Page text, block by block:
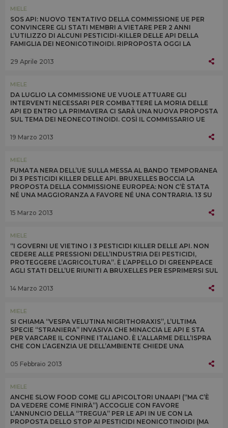
MIELE
SOS API: NUOVO TENTATIVO DELLA COMMISSIONE UE PER
CONVINCERE GLI STATI MEMBRI A VIETARE PER 2 ANNI
L’UTILIZZO DI ALCUNI PESTICIDI-KILLER DELLE API DELLA
FAMIGLIA DEI NEONICOTINOIDI. RIPROPOSTA OGGI LA
29 Aprile 2013
MIELE
DA LUGLIO LA COMMISSIONE UE VUOLE ATTUARE GLI
INTERVENTI NECESSARI PER COMBATTERE LA MORIA DELLE
API ED ENTRO LA PRIMAVERA CI SARÀ UNA NUOVA PROPOSTA
SUL TEMA DEI NEONECOTINOIDI. COSÌ IL COMMISSARIO UE
19 Marzo 2013
MIELE
FUMATA NERA DELL’UE SULLA MESSA AL BANDO TEMPORANEA
DI 3 PESTICIDI KILLER DELLE API. BRUXELLES BOCCIA LA
PROPOSTA DELLA COMMISSIONE EUROPEA: NON C’È STATA
NÉ UNA MAGGIORANZA A FAVORE NÉ UNA CONTRARIA. 13 SU
15 Marzo 2013
MIELE
“I GOVERNI UE VIETINO I 3 PESTICIDI KILLER DELLE API. NON
CEDERE ALLE PRESSIONI DELL’INDUSTRIA DEI PESTICIDI,
PROTEGGERE L’AGRICOLTURA”. È L’APPELLO DI GREENPEACE
AGLI STATI DELL’UE RIUNITI A BRUXELLES PER ESPRIMERSI SUL
14 Marzo 2013
MIELE
SI CHIAMA “VESPA VELUTINA NIGRITHORAXIS”, L’ULTIMA
SPECIE “STRANIERA” INVASIVA CHE MINACCIA LE API E STA
PER VARCARE IL CONFINE ITALIANO. È L’ALLARME DELL’ISPRA
CHE CON L’AGENZIA UE DELL’AMBIENTE CHIEDE UNA
05 Febbraio 2013
MIELE
ANCHE SLOW FOOD COME GLI APICOLTORI UNAAPI (“MA C’È
DA VEDERE COME FINIRÀ”) ACCOGLIE CON FAVORE
L’ANNUNCIO DELLA “TREGUA” PER LE API IN UE CON LA
PROPOSTA DELLO STOP AI PESTICIDI NEONICOTINOIDI (MA